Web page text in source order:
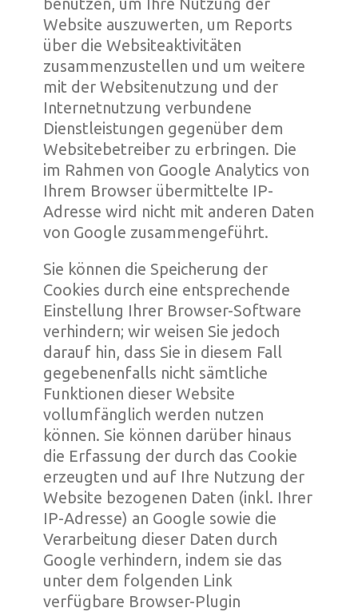
Website auszuwerten, um Reports
über die Websiteaktivitäten
zusammenzustellen und um weitere
mit der Websitenutzung und der
Internetnutzung verbundene
Dienstleistungen gegenüber dem
Websitebetreiber zu erbringen. Die
im Rahmen von Google Analytics von
Ihrem Browser übermittelte IP-
Adresse wird nicht mit anderen Daten
von Google zusammengeführt.
Sie können die Speicherung der
Cookies durch eine entsprechende
Einstellung Ihrer Browser-Software
verhindern; wir weisen Sie jedoch
darauf hin, dass Sie in diesem Fall
gegebenenfalls nicht sämtliche
Funktionen dieser Website
vollumfänglich werden nutzen
können. Sie können darüber hinaus
die Erfassung der durch das Cookie
erzeugten und auf Ihre Nutzung der
Website bezogenen Daten (inkl. Ihrer
IP-Adresse) an Google sowie die
Verarbeitung dieser Daten durch
Google verhindern, indem sie das
unter dem folgenden Link
verfügbare Browser-Plugin